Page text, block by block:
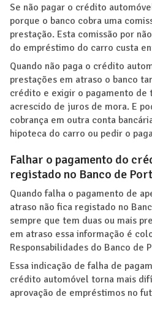
Se não pagar o crédito
porque o banco cobra uma
prestação. Esta comissão por
do empréstimo do carro custa
Quando não paga o crédito
prestações em atraso o banco
crédito e exigir o pagamento de
acrescido de juros de mora. E
cobrança em outra conta
hipoteca do carro ou pedir o
Falhar o pagamento do
registado no Banco de
Quando falha o pagamento de
atraso não fica registado no
sempre que tem duas ou mais
em atraso essa informação é
Responsabilidades do Banco de
Essa indicação de falha de
crédito automóvel torna mais
aprovação de empréstimos no